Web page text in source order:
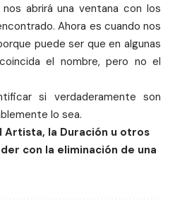
abrirá una ventana con los
Ahora es cuando nos
puede ser que en algunas
el nombre, pero no el
si verdaderamente son
lo sea.
Artista, la Duración u otros
con la eliminación de una